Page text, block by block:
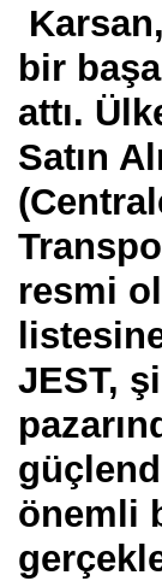
bir
attı.
Satın
resmi
JEST,
önemli